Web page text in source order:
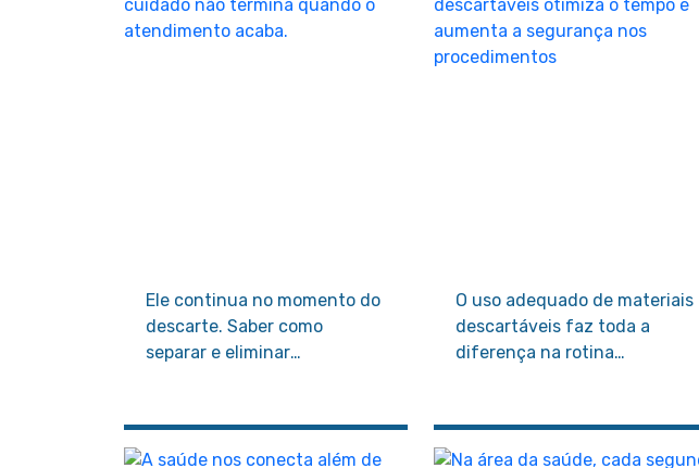
Ele continua no momento do
descarte. Saber como
separar e eliminar
proteger profissionais,
pacientes e o meio ambiente.
O uso adequado de materiais
descartáveis faz toda a
diferença na rotina
processos, reduzem pausas
desnecessárias e mantêm o